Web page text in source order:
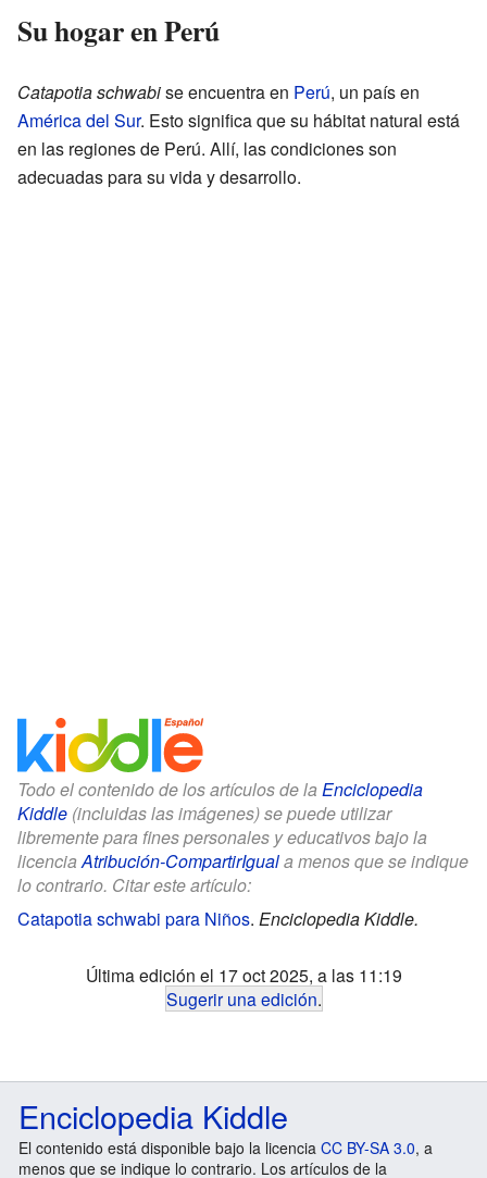
Su hogar en Perú
Catapotia schwabise encuentra en Perú, un país en
América del Sur. Esto significa que su hábitat natural está
en las regiones de Perú. Allí, las condiciones son
adecuadas para su vida y desarrollo.
Todo el contenido de los artículos de la Enciclopedia
Kiddle (incluidas las imágenes) se puede utilizar
libremente para fines personales y educativos bajo la
licenciaAtribución-CompartirIguala menos que se indique
lo contrario. Citar este artículo:
Catapotia schwabi para Niños. Enciclopedia Kiddle.
Última edición el 17 oct 2025, a las 11:19
Sugerir una edición.
Enciclopedia Kiddle
El contenido está disponible bajo la licencia CC BY-SA 3.0, a
menos que se indique lo contrario. Los artículos de la